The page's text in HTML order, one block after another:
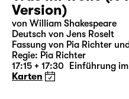
Version)
von William Shakespeare
Deutsch von Jens Roselt
Fassung von Pia Richter
Regie: Pia Richter
17:15 + 17:30
Einführung
Karten